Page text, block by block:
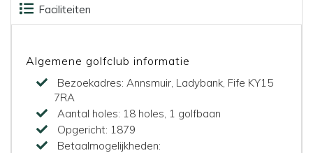
Faciliteiten
Algemene golfclub informatie
Bezoekadres: Annsmuir, Ladybank, Fife KY15
7RA
Aantal holes: 18 holes, 1 golfbaan
Opgericht: 1879
Betaalmogelijkheden: